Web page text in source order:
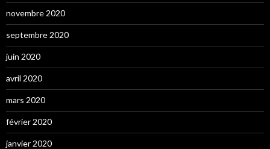
novembre 2020
septembre 2020
juin 2020
avril 2020
mars 2020
février 2020
janvier 2020